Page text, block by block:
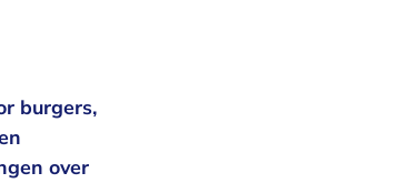
burgers,
over